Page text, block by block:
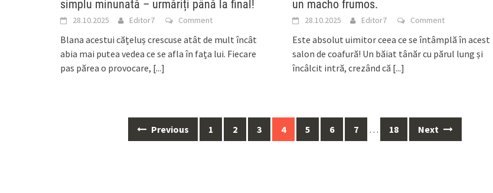
simplu minunată – urmăriți până la final!
28.10.2025 Editor7 Comment
Blana acestui cățeluș crescuse atât de mult încât
abia mai putea vedea ce se afla în fața lui. Fiecare
pas părea o provocare, [...]
un macho frumos.
28.10.2025 Editor7 Comment
Este absolut uimitor ceea ce se întâmplă în acest
salon de coafură! Un băiat tânăr cu părul lung și
încâlcit intră, crezând că [...]
Previous 1 2 3 4 5 6 7 … 18 Next